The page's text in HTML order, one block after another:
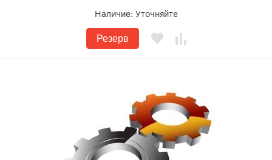
Наличие: Уточняйте
Резерв